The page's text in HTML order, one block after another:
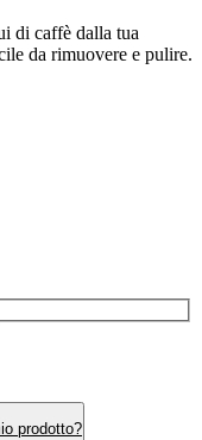
di caffè dalla tua
da rimuovere e pulire.
prodotto?